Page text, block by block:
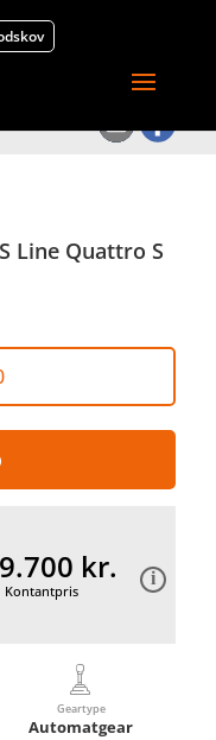
Line Quattro S
kr.
Kontantpris
Geartype
Automatgear